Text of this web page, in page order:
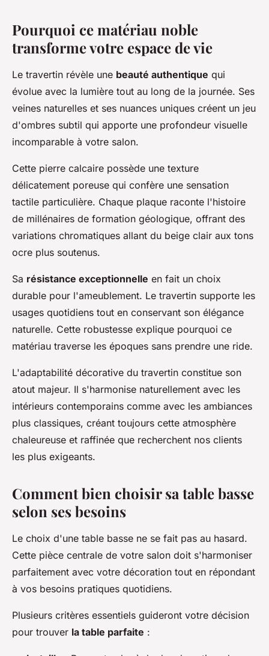
Pourquoi ce matériau noble
transforme votre espace de vie
Le travertin révèle une beauté authentique qui
évolue avec la lumière tout au long de la journée. Ses
veines naturelles et ses nuances uniques créent un jeu
d'ombres subtil qui apporte une profondeur visuelle
incomparable à votre salon.
Cette pierre calcaire possède une texture
délicatement poreuse qui confère une sensation
tactile particulière. Chaque plaque raconte l'histoire
de millénaires de formation géologique, offrant des
variations chromatiques allant du beige clair aux tons
ocre plus soutenus.
Sa résistance exceptionnelle en fait un choix
durable pour l'ameublement. Le travertin supporte les
usages quotidiens tout en conservant son élégance
naturelle. Cette robustesse explique pourquoi ce
matériau traverse les époques sans prendre une ride.
L'adaptabilité décorative du travertin constitue son
atout majeur. Il s'harmonise naturellement avec les
intérieurs contemporains comme avec les ambiances
plus classiques, créant toujours cette atmosphère
chaleureuse et raffinée que recherchent nos clients
les plus exigeants.
Comment bien choisir sa table basse
selon ses besoins
Le choix d'une table basse ne se fait pas au hasard.
Cette pièce centrale de votre salon doit s'harmoniser
parfaitement avec votre décoration tout en répondant
à vos besoins pratiques quotidiens.
Plusieurs critères essentiels guideront votre décision
pour trouver la table parfaite :